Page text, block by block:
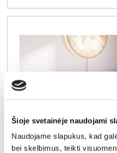
Šioje svetainėje naudojami
Naudojame slapukus, kad
bei skelbimus, teikti